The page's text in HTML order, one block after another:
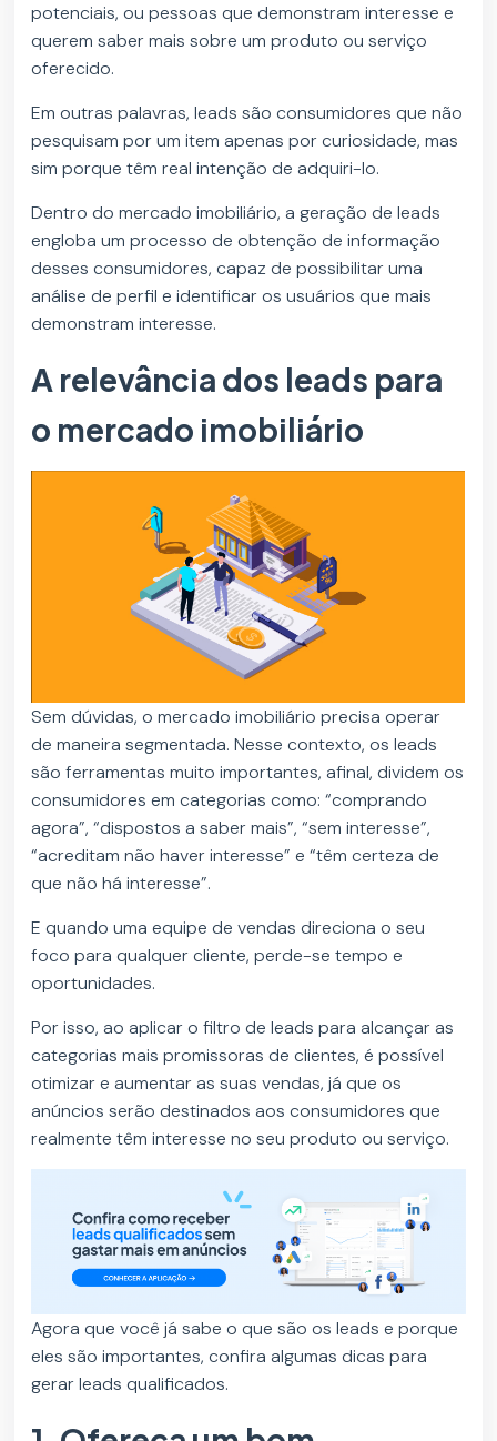
potenciais, ou pessoas que demonstram interesse e
querem saber mais sobre um produto ou serviço
oferecido.
Em outras palavras, leads são consumidores que não
pesquisam por um item apenas por curiosidade, mas
sim porque têm real intenção de adquiri-lo.
Dentro do mercado imobiliário, a geração de leads
engloba um processo de obtenção de informação
desses consumidores, capaz de possibilitar uma
análise de perfil e identificar os usuários que mais
demonstram interesse.
A relevância dos leads para
o mercado imobiliário
Sem dúvidas, o mercado imobiliário precisa operar
de maneira segmentada. Nesse contexto, os leads
são ferramentas muito importantes, afinal, dividem os
consumidores em categorias como: “comprando
agora”, “dispostos a saber mais”, “sem interesse”,
“acreditam não haver interesse” e “têm certeza de
que não há interesse”.
E quando uma equipe de vendas direciona o seu
foco para qualquer cliente, perde-se tempo e
oportunidades.
Por isso, ao aplicar o filtro de leads para alcançar as
categorias mais promissoras de clientes, é possível
otimizar e aumentar as suas vendas, já que os
anúncios serão destinados aos consumidores que
realmente têm interesse no seu produto ou serviço.
Agora que você já sabe o que são os leads e porque
eles são importantes, confira algumas dicas para
gerar leads qualificados.